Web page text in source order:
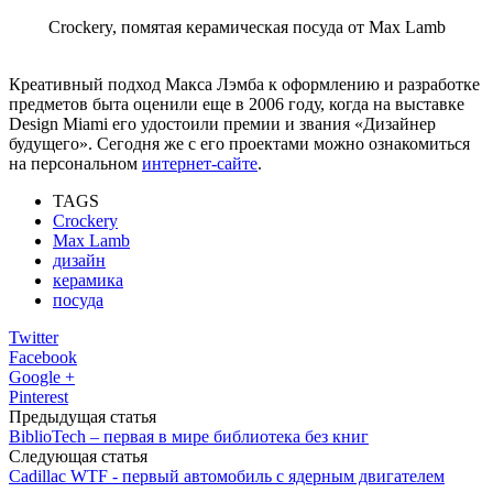
Crockery, помятая керамическая посуда от Max Lamb
Креативный подход Макса Лэмба к оформлению и разработке
предметов быта оценили еще в 2006 году, когда на выставке
Design Miami его удостоили премии и звания «Дизайнер
будущего». Сегодня же с его проектами можно ознакомиться
на персональном интернет-сайте.
TAGS
Crockery
Max Lamb
дизайн
керамика
посуда
Twitter
Facebook
Google +
Pinterest
Предыдущая статья
BiblioTech – первая в мире библиотека без книг
Следующая статья
Cadillac WTF - первый автомобиль с ядерным двигателем